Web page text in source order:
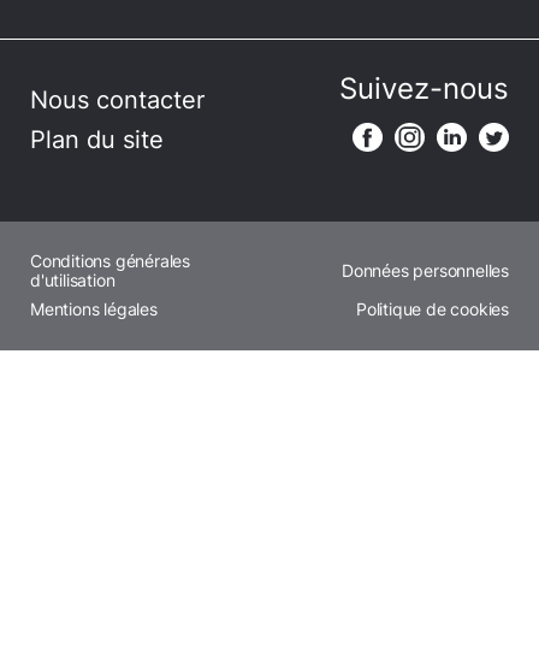
Nous contacter
Plan du site
Suivez-nous
Conditions générales
d'utilisation
Données personnelles
Mentions légales
Politique de cookies